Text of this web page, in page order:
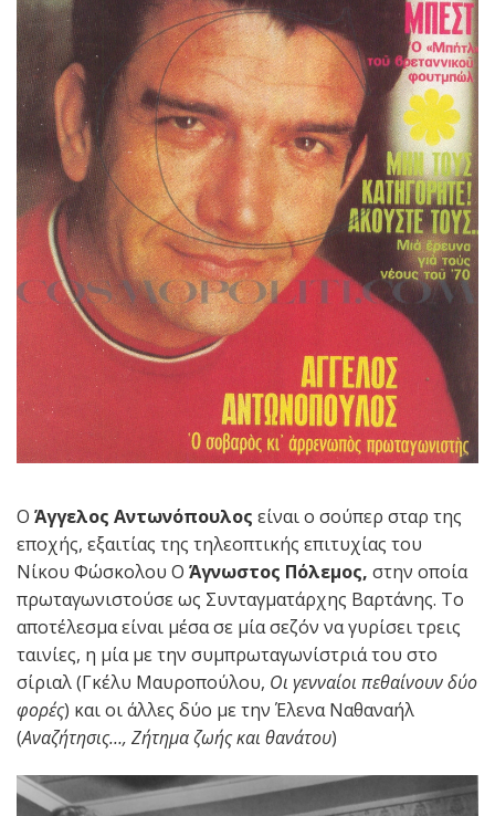
Ο Άγγελος Αντωνόπουλος είναι ο σούπερ σταρ της
εποχής, εξαιτίας της τηλεοπτικής επιτυχίας του
Νίκου Φώσκολου Ο Άγνωστος Πόλεμος, στην οποία
πρωταγωνιστούσε ως Συνταγματάρχης Βαρτάνης. Το
αποτέλεσμα είναι μέσα σε μία σεζόν να γυρίσει τρεις
ταινίες, η μία με την συμπρωταγωνίστριά του στο
σίριαλ (Γκέλυ Μαυροπούλου, Οι γενναίοι πεθαίνουν δύο
φορές) και οι άλλες δύο με την Έλενα Ναθαναήλ
(Αναζήτησις…, Ζήτημα ζωής και θανάτου)